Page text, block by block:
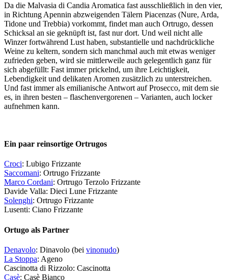
Da die Malvasia di Candia Aromatica fast ausschließlich in den vier,
in Richtung Apennin abzweigenden Tälern Piacenzas (Nure, Arda,
Tidone und Trebbia) vorkommt, findet man auch Ortrugo, dessen
Schicksal an sie geknüpft ist, fast nur dort. Und weil nicht alle
Winzer fortwährend Lust haben, substantielle und nachdrückliche
Weine zu keltern, sondern sich manchmal auch mit etwas weniger
zufrieden geben, wird sie mittlerweile auch gelegentlich ganz für
sich abgefüllt: Fast immer prickelnd, um ihre Leichtigkeit,
Lebendigkeit und delikaten Aromen zusätzlich zu unterstreichen.
Und fast immer als emilianische Antwort auf Prosecco, mit dem sie
es, in ihren besten – flaschenvergorenen – Varianten, auch locker
aufnehmen kann.
Ein paar reinsortige Ortrugos
Croci: Lubigo Frizzante
Saccomani: Ortrugo Frizzante
Marco Cordani: Ortrugo Terzolo Frizzante
Davide Valla: Dieci Lune Frizzante
Solenghi: Ortrugo Frizzante
Lusenti: Ciano Frizzante
Ortugo als Partner
Denavolo: Dinavolo (bei vinonudo)
La Stoppa: Ageno
Cascinotta di Rizzolo: Cascinotta
Casè: Casè Bianco